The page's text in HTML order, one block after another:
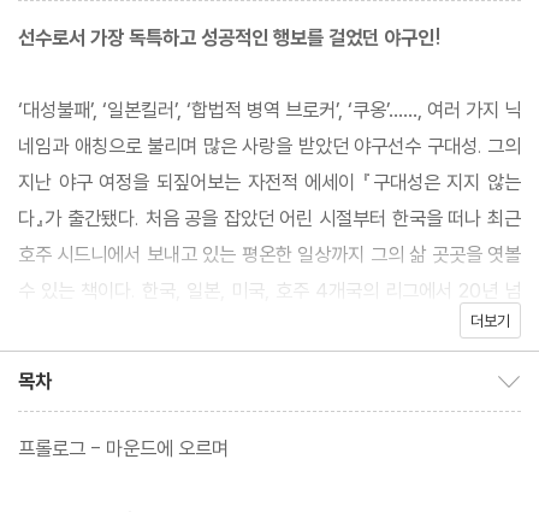
선수로서 가장 독특하고 성공적인 행보를 걸었던 야구인!
‘대성불패’, ‘일본킬러’, ‘합법적 병역 브로커’, ‘쿠옹’……, 여러 가지 닉
네임과 애칭으로 불리며 많은 사랑을 받았던 야구선수 구대성. 그의
지난 야구 여정을 되짚어보는 자전적 에세이 『구대성은 지지 않는
다』가 출간됐다. 처음 공을 잡았던 어린 시절부터 한국을 떠나 최근
호주 시드니에서 보내고 있는 평온한 일상까지 그의 삶 곳곳을 엿볼
수 있는 책이다. 한국, 일본, 미국, 호주 4개국의 리그에서 20년 넘
게 활약한 구대성의 야구인생 대소사를 다룬 최초의 에세이다. 언제
위해 낯선 세상으로 떠났던 사람. 50세를 바라보는 나이에도 식지
않는 열정으로 마운드에 올라 20대 청년들과 대결했던 사람. 야구
더보기
목차
프롤로그 - 마운드에 오르며